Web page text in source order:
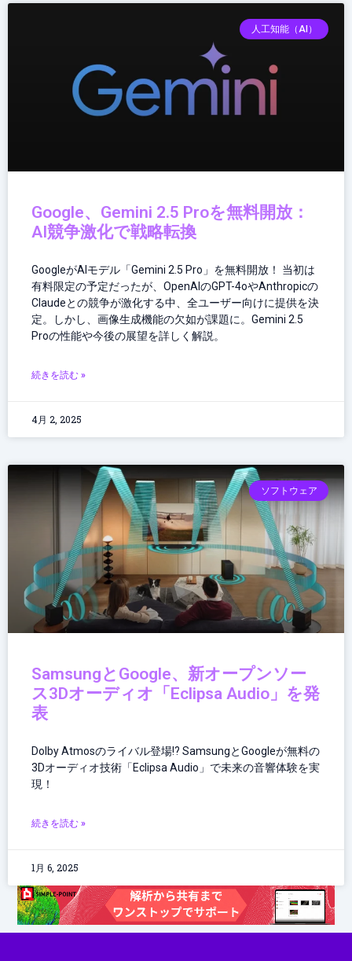
人工知能（AI）
Google、Gemini 2.5 Proを無料開放：
AI競争激化で戦略転換
GoogleがAIモデル「Gemini 2.5 Pro」を無料開放！ 当初は
有料限定の予定だったが、OpenAIのGPT-4oやAnthropicの
Claudeとの競争が激化する中、全ユーザー向けに提供を決
定。しかし、画像生成機能の欠如が課題に。Gemini 2.5
Proの性能や今後の展望を詳しく解説。
続きを読む »
4月 2, 2025
ソフトウェア
SamsungとGoogle、新オープンソー
ス3Dオーディオ「Eclipsa Audio」を発
表
Dolby Atmosのライバル登場!? SamsungとGoogleが無料の
3Dオーディオ技術「Eclipsa Audio」で未来の音響体験を実
現！
続きを読む »
1月 6, 2025